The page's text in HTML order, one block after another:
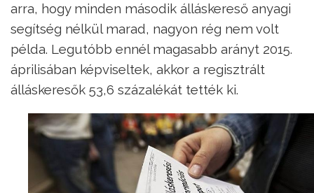
arra, hogy minden második álláskereső anyagi
segítség nélkül marad, nagyon rég nem volt
példa. Legutóbb ennél magasabb arányt 2015.
áprilisában képviseltek, akkor a regisztrált
álláskeresők 53,6 százalékát tették ki.